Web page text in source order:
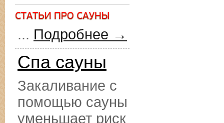
... Подробнее →
Спа сауны
Закаливание с
помощью сауны
уменьшает риск